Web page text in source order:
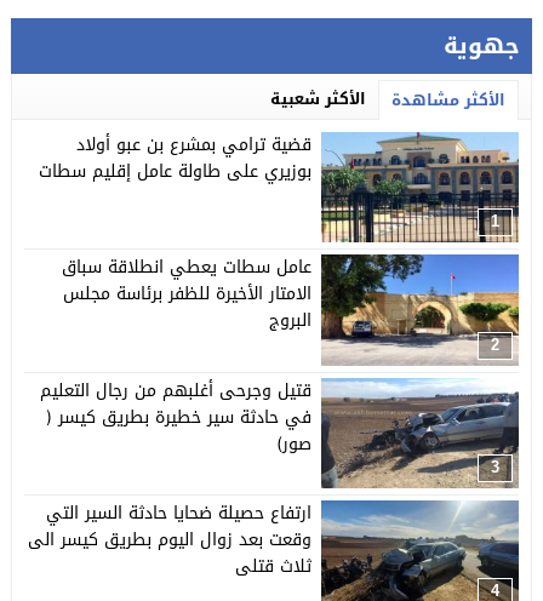
جهوية
الأكثر مشاهدة الأكثر شعبية
1
قضية ترامي بمشرع بن عبو أولاد
بوزيري على طاولة عامل إقليم سطات
2
عامل سطات يعطي انطلاقة سباق
الامتار الأخيرة للظفر برئاسة مجلس
البروج
3
قتيل وجرحى أغلبهم من رجال التعليم
في حادثة سير خطيرة بطريق كيسر (
صور)
4
ارتفاع حصيلة ضحايا حادثة السير التي
وقعت بعد زوال اليوم بطريق كيسر الى
ثلاث قتلى